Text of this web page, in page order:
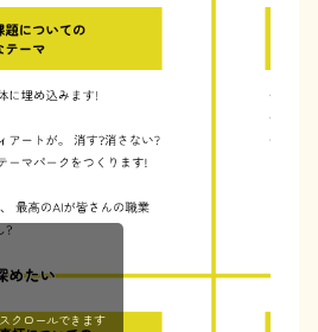
スクロールできます